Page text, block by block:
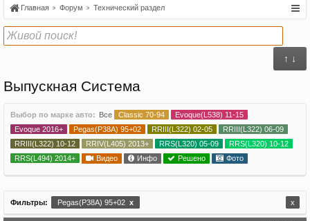
Главная Форум Технический раздел
↑ ↓
Выпускная Система
Выбор по марке авто: Все Classic 70-94
Evoque(L538) 11-15
Evoque 2016+
Pegas(P38A) 95+02 RRIII(L322) 02-05
RRIII(L322) 06-09
RRIII(L322) 10-12
RRIV(L405) 2013+ RRS(L320) 05-09
RRS(L320) 10-12
RRS(L494) 2014+
Видео Инфо Решено Фото
Фильтры: Pegas(P38A) 95+02 x x